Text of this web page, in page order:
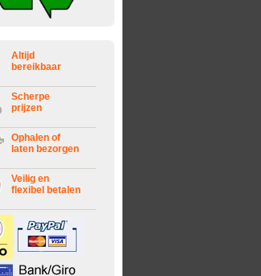
Altijd
bereikbaar
Scherpe
prijzen
Ophalen of
laten bezorgen
Veilig en
flexibel betalen